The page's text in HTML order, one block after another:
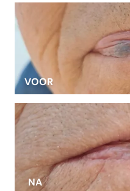
VOOR
NA